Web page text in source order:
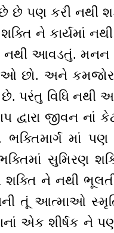
પણ કરી નથી
ને કાર્યમાં
નથી આવડતું. મનન
છો. અને કમજોર
છે. પરંતુ વિધિ
દ્વારા જીવન નાં
ભક્તિમાર્ગ માં
સુમિરણ
ને નથી
તૂં આત્માઓ
એક શીર્ષક ને